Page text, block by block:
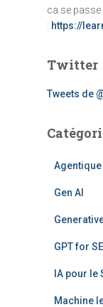
ca se passe
: https://
Twitter
Tweets de
Agentique
Gen AI
GPT for
IA pour le
Machine